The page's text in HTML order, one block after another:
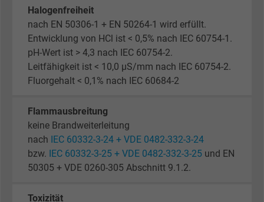
Halogenfreiheit
nach EN 50306-1 + EN 50264-1 wird erfüllt.
Entwicklung von HCl ist < 0,5% nach IEC 60754-1.
pH-Wert ist > 4,3 nach IEC 60754-2.
Leitfähigkeit ist < 10,0 µS/mm nach IEC 60754-2.
Fluorgehalt < 0,1% nach IEC 60684-2
Flammausbreitung
keine Brandweiterleitung
nach
IEC 60332-3-24 + VDE 0482-332-3-24
bzw.
IEC 60332-3-25 + VDE 0482-332-3-25 und EN
50305 + VDE 0260-305 Abschnitt 9.1.2.
Toxizität